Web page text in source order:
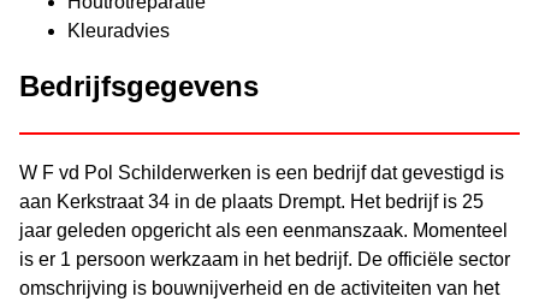
Kleuradvies
Bedrijfsgegevens
W F vd Pol Schilderwerken is een bedrijf dat gevestigd is
aan Kerkstraat 34 in de plaats Drempt. Het bedrijf is 25
jaar geleden opgericht als een eenmanszaak. Momenteel
is er 1 persoon werkzaam in het bedrijf. De officiële sector
omschrijving is bouwnijverheid en de activiteiten van het